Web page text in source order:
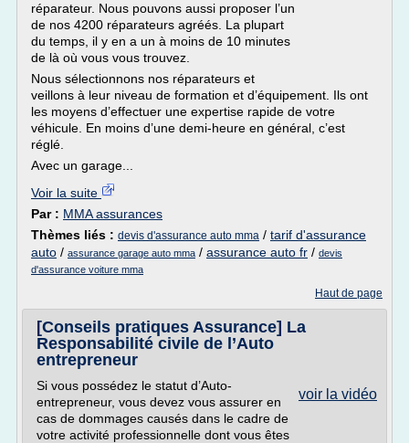
réparateur. Nous pouvons aussi proposer l’un
de nos 4200 réparateurs agréés. La plupart
du temps, il y en a un à moins de 10 minutes
de là où vous vous trouvez.
Nous sélectionnons nos réparateurs et
veillons à leur niveau de formation et d’équipement. Ils ont
les moyens d’effectuer une expertise rapide de votre
véhicule. En moins d’une demi-heure en général, c’est
réglé.
Avec un garage...
Voir la suite
Par : MMA assurances
Thèmes liés : devis d'assurance auto mma / tarif d'assurance
auto / assurance garage auto mma / assurance auto fr / devis
d'assurance voiture mma
Haut de page
[Conseils pratiques Assurance] La
Responsabilité civile de l’Auto
entrepreneur
voir la vidéo
Si vous possédez le statut d’Auto-
entrepreneur, vous devez vous assurer en
cas de dommages causés dans le cadre de
votre activité professionnelle dont vous êtes